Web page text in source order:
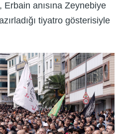
anısına Zeynebiye
tiyatro gösterisiyle